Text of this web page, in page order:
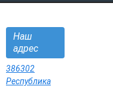
Наш
адрес
386302
Республика